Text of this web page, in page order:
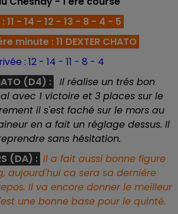
11 - 14 - 12 - 13 - 8 - 4 - 5
minute : 11 DEXTER CHATO
: 12 - 14 - 11 - 8 - 4
(D4) :
Il réalise un trés bon
avec 1 victoire et 3 places sur le
il s'est faché sur le mors au
en a fait un réglage dessus. Il
sans hésitation.
(DA) : Il a fait aussi bonne figure
aujourd'hui ca sera sa derniére
Il va encore donner le meilleur
une bonne base pour le quinté.